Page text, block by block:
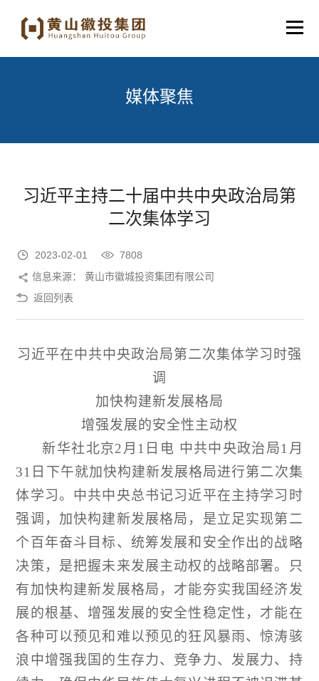
媒体聚焦
习近平主持二十届中共中央政治局第
二次集体学习
2023-02-01
7808
信息来源： 黄山市徽城投资集团有限公司
返回列表
习近平在中共中央政治局第二次集体学习时强
调
加快构建新发展格局
增强发展的安全性主动权
新华社北京2月1日电 中共中央政治局1月
31日下午就加快构建新发展格局进行第二次集
体学习。中共中央总书记习近平在主持学习时
强调，加快构建新发展格局，是立足实现第二
个百年奋斗目标、统筹发展和安全作出的战略
决策，是把握未来发展主动权的战略部署。只
有加快构建新发展格局，才能夯实我国经济发
展的根基、增强发展的安全性稳定性，才能在
各种可以预见和难以预见的狂风暴雨、惊涛骇
浪中增强我国的生存力、竞争力、发展力、持